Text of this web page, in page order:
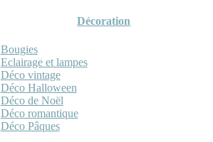
Décoration
Bougies
Eclairage et lampes
Déco vintage
Déco Halloween
Déco de Noël
Déco romantique
Déco Pâques